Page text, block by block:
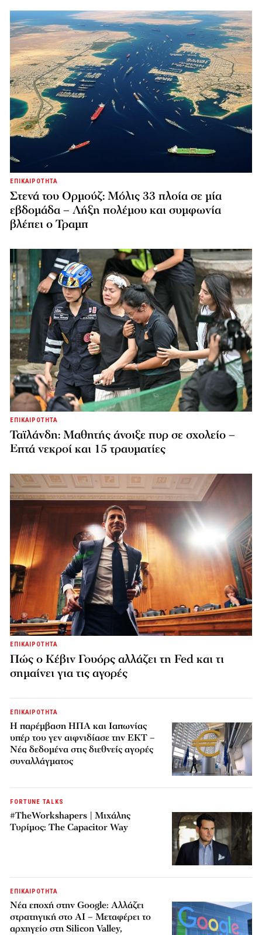
ΕΠΙΚΑΙΡΟΤΗΤΑ
Στενά του Ορμούζ: Μόλις 33 πλοία σε μία
εβδομάδα – Λήξη πολέμου και συμφωνία
βλέπει ο Τραμπ
ΕΠΙΚΑΙΡΟΤΗΤΑ
Ταϊλάνδη: Μαθητής άνοιξε πυρ σε σχολείο –
Επτά νεκροί και 15 τραυματίες
ΕΠΙΚΑΙΡΟΤΗΤΑ
Πώς ο Κέβιν Γουόρς αλλάζει τη Fed και τι
σημαίνει για τις αγορές
ΕΠΙΚΑΙΡΟΤΗΤΑ
Η παρέμβαση ΗΠΑ και Ιαπωνίας
υπέρ του γεν αιφνιδίασε την ΕΚΤ –
Νέα δεδομένα στις διεθνείς αγορές
συναλλάγματος
FORTUNE TALKS
#TheWorkshapers | Μιχάλης
Τυρίμος: The Capacitor Way
ΕΠΙΚΑΙΡΟΤΗΤΑ
Νέα εποχή στην Google: Αλλάζει
στρατηγική στο AI – Μεταφέρει το
αρχηγείο στη Silicon Valley,